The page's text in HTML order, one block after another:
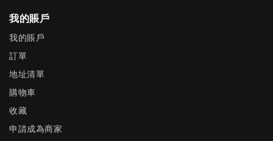
我的賬戶
我的賬戶
訂單
地址清單
購物車
收藏
申請成為商家